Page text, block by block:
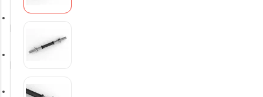
Баскетбольное оборудование